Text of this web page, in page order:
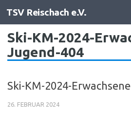
Zum Inhalt springen
TSV Reischach e.V.
Ski-KM-2024-
Jugend-404
Ski-KM-2024-
26. FEBRUAR 2024